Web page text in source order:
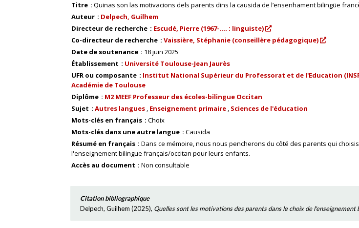
Titre
Quinas son las motivacions dels parents dins la causida de l’ensenhament bilingüe
Auteur
Delpech, Guilhem
Directeur de recherche
Escudé, Pierre (1967-.... ; linguiste)
Co-directeur de recherche
Vaissière, Stéphanie (conseillère pédagogique)
Date de soutenance
18 juin 2025
Établissement
Université Toulouse-Jean Jaurès
UFR ou composante
Institut National Supérieur du Professorat et de l'Education
Académie de Toulouse
Diplôme
M2 MEEF Professeur des écoles-bilingue Occitan
Sujet
Autres langues Enseignement primaire Sciences de l'éducation
Mots-clés en français
Choix
Mots-clés dans une autre langue
Causida
Résumé en français
Dans ce mémoire, nous nous pencherons du côté des parents qui
l'enseignement bilingue français/occitan pour leurs enfants.
Accès au document
Non consultable
Citation bibliographique
Delpech, Guilhem (2025), Quelles sont les motivations des parents dans le choix de l'enseignement